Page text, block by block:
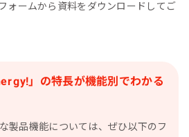
ォームから資料をダウンロードしてご
」の特長が機能別でわかる
製品機能については、ぜひ以下のフ